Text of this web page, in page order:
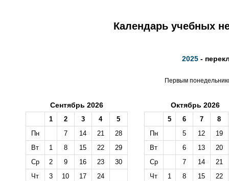
Календарь учебных
2025 -
Первым
Сентябрь 2026
1 2 3 4
5
Пн
7 14 21
28
Вт
1 8 15 22
29
Ср
2 9 16 23
30
Чт
3 10 17
24
Октябрь 2026
5 6 7
8
Пн
5 12
19
Вт
6 13
20
Ср
7 14
21
Чт
1 8 15
22